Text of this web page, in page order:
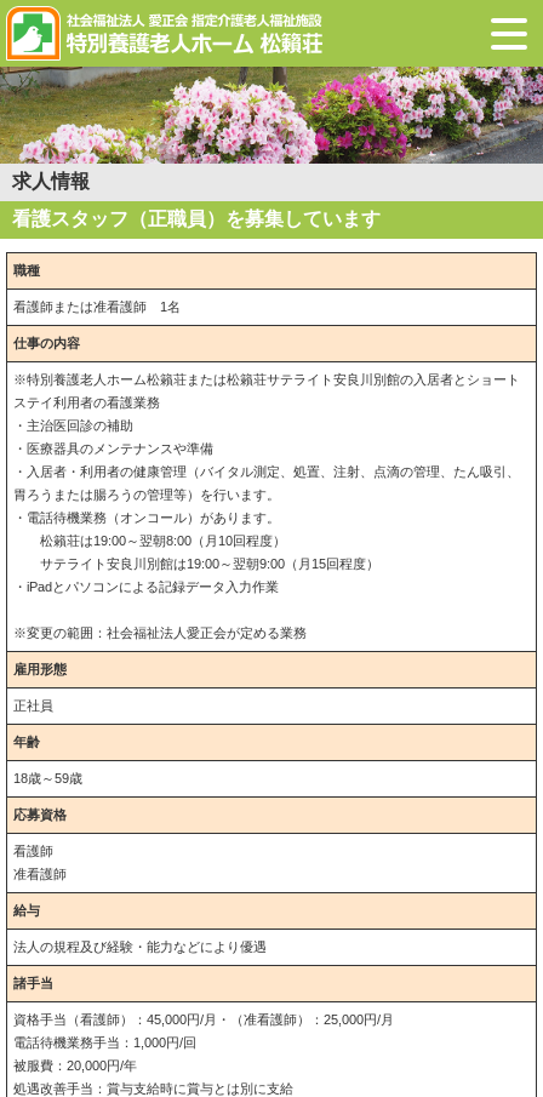
求人情報
看護スタッフ（正職員）を募集しています
職種
看護師または准看護師 1名
仕事の内容
※特別養護老人ホーム松籟荘または松籟荘サテライト安良川別館の入居者とショート
ステイ利用者の看護業務
・主治医回診の補助
・医療器具のメンテナンスや準備
・入居者・利用者の健康管理（バイタル測定、処置、注射、点滴の管理、たん吸引、
胃ろうまたは腸ろうの管理等）を行います。
・電話待機業務（オンコール）があります。
松籟荘は19:00～翌朝8:00（月10回程度）
サテライト安良川別館は19:00～翌朝9:00（月15回程度）
・iPadとパソコンによる記録データ入力作業
※変更の範囲：社会福祉法人愛正会が定める業務
雇用形態
正社員
年齢
18歳～59歳
応募資格
看護師
准看護師
給与
法人の規程及び経験・能力などにより優遇
諸手当
資格手当（看護師）：45,000円/月・（准看護師）：25,000円/月
電話待機業務手当：1,000円/回
被服費：20,000円/年
処遇改善手当：賞与支給時に賞与とは別に支給